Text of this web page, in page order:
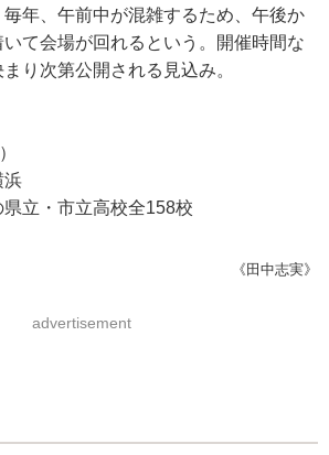
年、午前中が混雑するため、午後か
て会場が回れるという。開催時間な
り次第公開される見込み。
浜
立・市立高校全158校
《田中志実》
advertisement